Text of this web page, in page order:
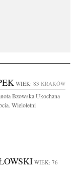
WIEK: 83 KRAKÓW
Bzowska Ukochana
Wieloletni
WIEK: 76